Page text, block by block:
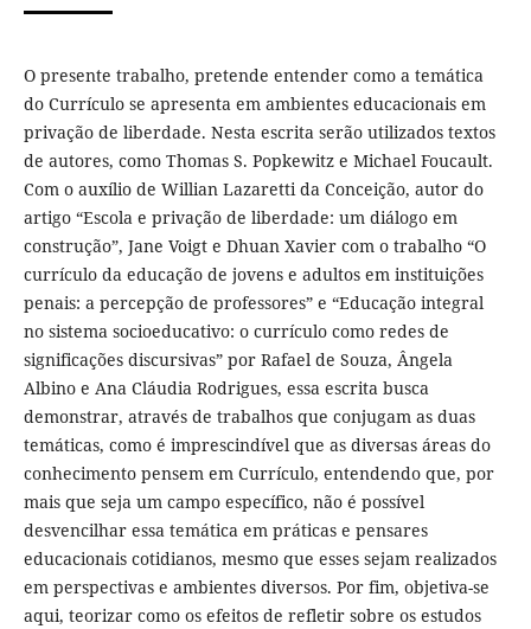
O presente trabalho, pretende entender como a temática
do Currículo se apresenta em ambientes educacionais em
privação de liberdade. Nesta escrita serão utilizados textos
de autores, como Thomas S. Popkewitz e Michael Foucault.
Com o auxílio de Willian Lazaretti da Conceição, autor do
artigo “Escola e privação de liberdade: um diálogo em
construção”, Jane Voigt e Dhuan Xavier com o trabalho “O
currículo da educação de jovens e adultos em instituições
penais: a percepção de professores” e “Educação integral
no sistema socioeducativo: o currículo como redes de
significações discursivas” por Rafael de Souza, Ângela
Albino e Ana Cláudia Rodrigues, essa escrita busca
demonstrar, através de trabalhos que conjugam as duas
temáticas, como é imprescindível que as diversas áreas do
conhecimento pensem em Currículo, entendendo que, por
mais que seja um campo específico, não é possível
desvencilhar essa temática em práticas e pensares
educacionais cotidianos, mesmo que esses sejam realizados
em perspectivas e ambientes diversos. Por fim, objetiva-se
aqui, teorizar como os efeitos de refletir sobre os estudos